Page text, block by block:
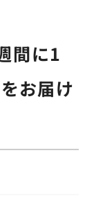
間に1
お届け